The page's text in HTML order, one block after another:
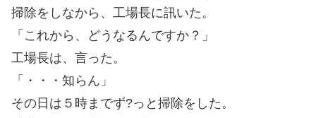
掃除をしなから、工場長に訊いた。
「これから、どうなるんですか？」
工場長は、言った。
「・・・知らん」
その日は５時までず?っと掃除をした。